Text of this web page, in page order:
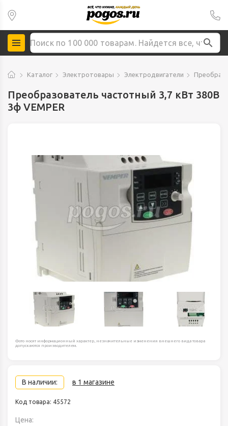
Каталог Электротовары Электродвигатели
Преобразователь частотный 3,7 кВт 380В
3ф VEMPER
Фото носят информационный характер, незначительные изменения внешнего вида товара
допускаются производителем.
В наличии: в 1 магазине
Код товара: 45572
Цена: